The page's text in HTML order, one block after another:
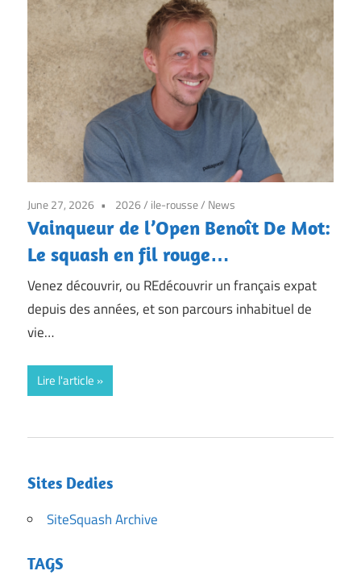
June 27, 2026 2026/ ile-rousse/ News
Vainqueur de l’Open Benoît De Mot:
Le squash en fil rouge…
Venez découvrir, ou REdécouvrir un français expat
depuis des années, et son parcours inhabituel de
vie…
Lire l'article
Sites Dedies
SiteSquash Archive
TAGS